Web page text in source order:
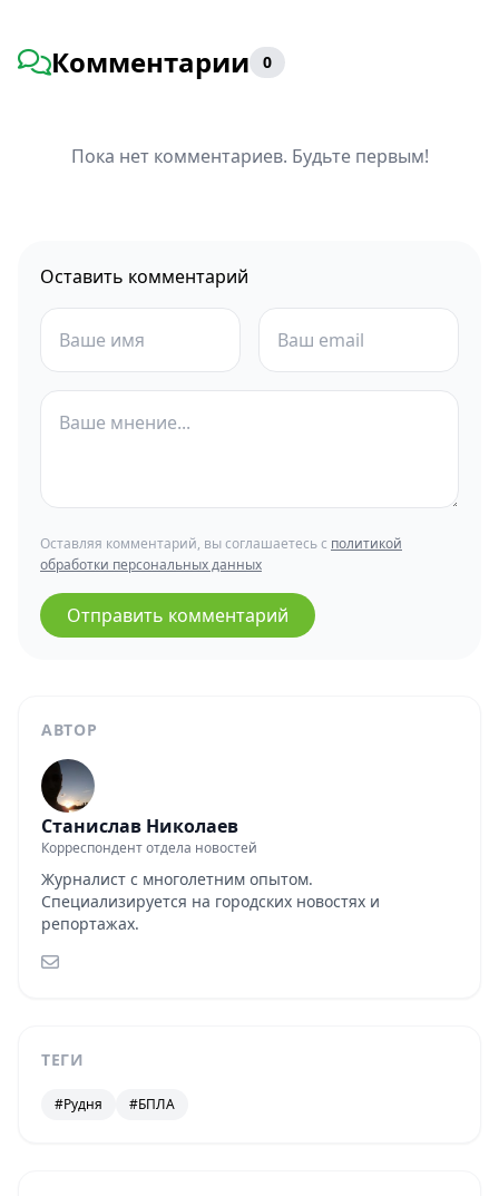
АВТОР
Станислав Николаев
Корреспондент отдела новостей
Журналист с многолетним опытом.
Специализируется на городских новостях и
репортажах.
ТЕГИ
#Рудня #БПЛА
Комментарии 0
Пока нет комментариев. Будьте первым!
Оставить комментарий
Оставляя комментарий, вы соглашаетесь с политикой
обработки персональных данных
Отправить комментарий